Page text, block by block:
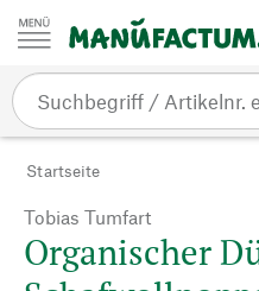
Zum Inhalt springen
Startseite
Tobias Tumfart
Organischer